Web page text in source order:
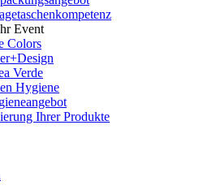
Event
Colors
Verde
Hygiene
Ihrer Produkte